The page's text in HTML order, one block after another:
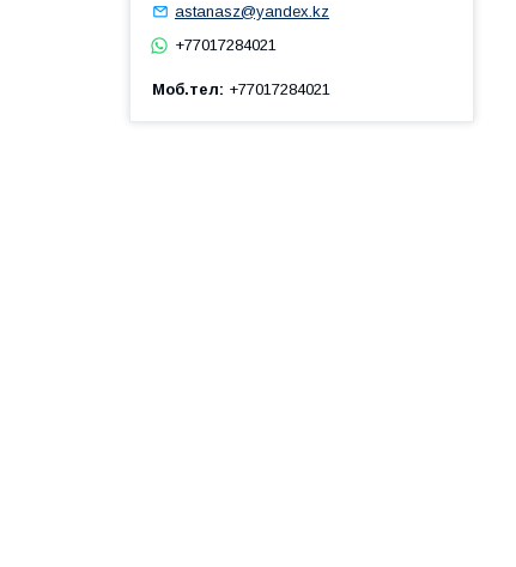
astanasz@yandex.kz
+77017284021
Моб.тел +77017284021